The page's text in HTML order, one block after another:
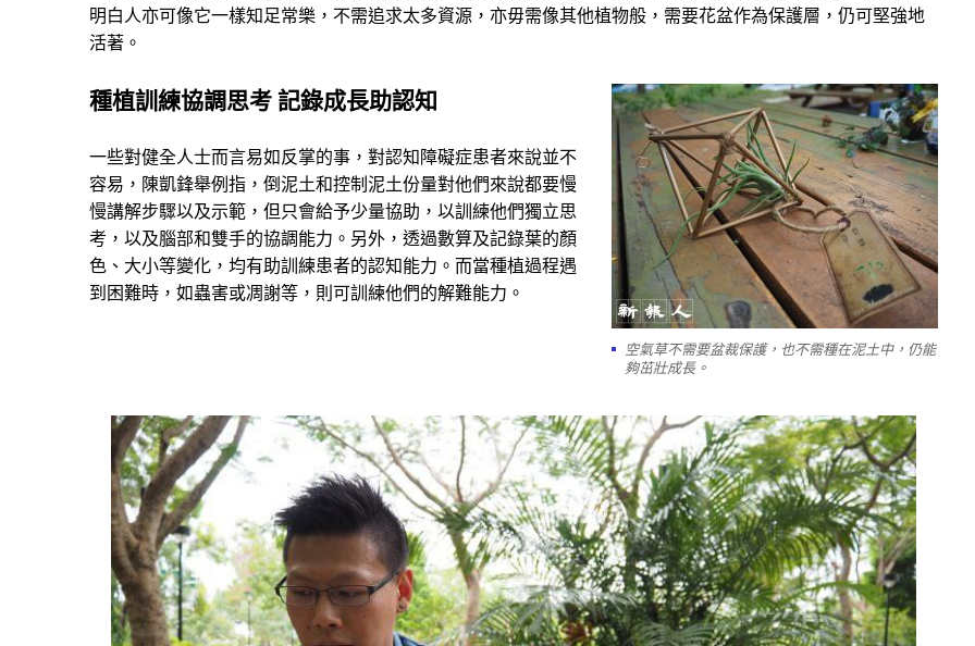
明白人亦可像它一樣知足常樂，不需追求太多資源，亦毋需像其他植物般，需要花盆作為保護層，仍可堅強地
活著。
空氣草不需要盆裁保護，也不需種在泥土中，仍能
夠茁壯成長。
種植訓練協調思考 記錄成長助認知
一些對健全人士而言易如反掌的事，對認知障礙症患者來說並不
容易，陳凱鋒舉例指，倒泥土和控制泥土份量對他們來說都要慢
慢講解步驟以及示範，但只會給予少量協助，以訓練他們獨立思
考，以及腦部和雙手的協調能力。另外，透過數算及記錄葉的顏
色、大小等變化，均有助訓練患者的認知能力。而當種植過程遇
到困難時，如蟲害或凋謝等，則可訓練他們的解難能力。